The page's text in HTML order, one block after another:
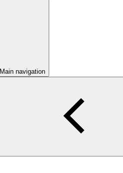
Main navigation